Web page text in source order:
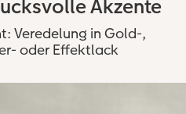
Akzente
Veredelung in Gold-,
oder Effektlack